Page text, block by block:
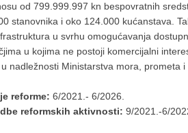
od 799.999.997 kn bespovratnih
stanovnika i oko 124.000 kućanstava.
u svrhu omogućavanja
u kojima ne postoji komercijalni
nadležnosti Ministarstva mora, prometa i
reforme: 6/2021.- 6/2026.
reformskih aktivnosti: 9/2021.-6/